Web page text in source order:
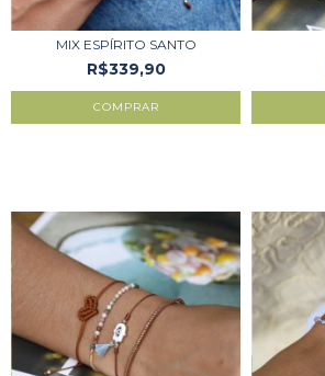
MIX ESPÍRITO SANTO
R$339,90
COMPRAR